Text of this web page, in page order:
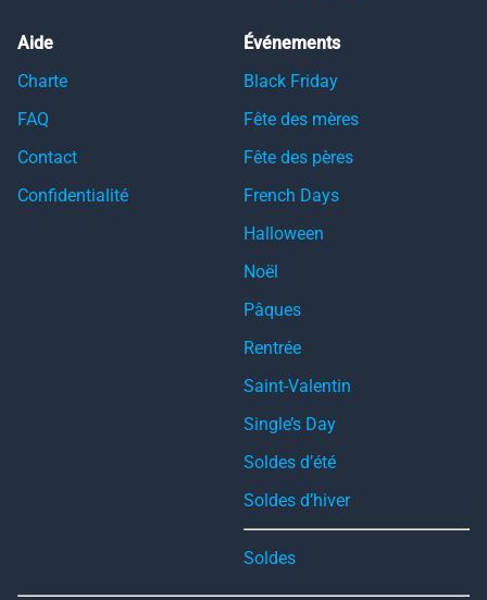
Aide
Charte
FAQ
Contact
Confidentialité
Événements
Black Friday
Fête des mères
Fête des pères
French Days
Halloween
Noël
Pâques
Rentrée
Saint-Valentin
Single’s Day
Soldes d’été
Soldes d’hiver
Soldes